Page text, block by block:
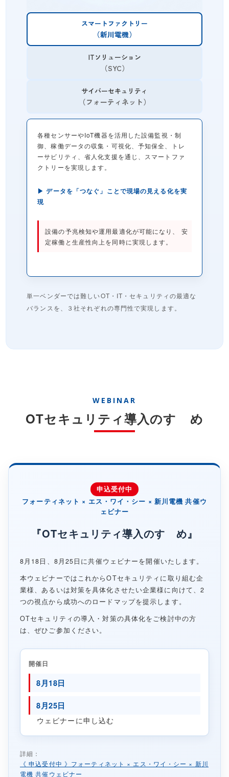
スマートファクトリー
（新川電機）
ITソリューション
（SYC）
サイバーセキュリティ
（フォーティネット）
各種センサーやIoT機器を活用した設備監視・制
御、稼働データの収集・可視化、予知保全、トレ
ーサビリティ、省人化支援を通じ、スマートファ
クトリーを実現します。
▶ データを「つなぐ」ことで現場の見える化を実
現
設備の予兆検知や運用最適化が可能になり、 安
定稼働と生産性向上を同時に実現します。
単一ベンダーでは難しいOT・IT・セキュリティの最適な
バランスを、３社それぞれの専門性で実現します。
WEBINAR
OTセキュリティ導入のすゝめ
申込受付中
フォーティネット × エス・ワイ・シー × 新川電機 共催ウ
ェビナー
『OTセキュリティ導入のすゝめ』
8月18日、8月25日に共催ウェビナーを開催いたします。
本ウェビナーではこれからOTセキュリティに取り組む企
業様、あるいは対策を具体化させたい企業様に向けて、2
つの視点から成功へのロードマップを提示します。
OTセキュリティの導入・対策の具体化をご検討中の方
は、ぜひご参加ください。
開催日
8月18日
8月25日
ウェビナーに申し込む
詳細：
《 申込受付中 》フォーティネット × エス・ワイ・シー × 新川
電機 共催ウェビナー